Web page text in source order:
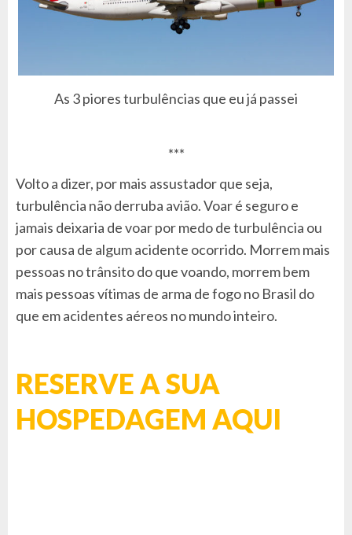
As 3 piores turbulências que eu já passei
***
Volto a dizer, por mais assustador que seja,
turbulência não derruba avião. Voar é seguro e
jamais deixaria de voar por medo de turbulência ou
por causa de algum acidente ocorrido. Morrem mais
pessoas no trânsito do que voando, morrem bem
mais pessoas vítimas de arma de fogo no Brasil do
que em acidentes aéreos no mundo inteiro.
RESERVE A SUA
HOSPEDAGEM AQUI